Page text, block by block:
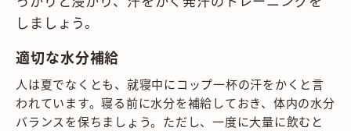
しましょう。
適切な水分補給
人は夏でなくとも、就寝中にコップ一杯の汗をかくと言
われています。寝る前に水分を補給しておき、体内の水分
バランスを保ちましょう。ただし、一度に大量に飲むと